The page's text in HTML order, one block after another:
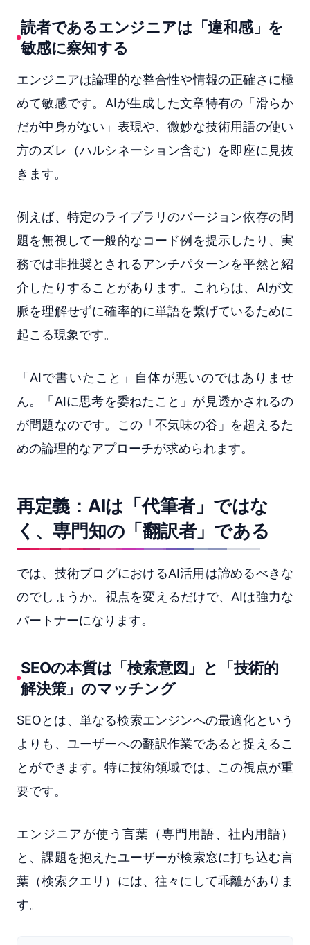
読者であるエンジニアは「違和感」を
敏感に察知する
エンジニアは論理的な整合性や情報の正確さに極
めて敏感です。AIが生成した文章特有の「滑らか
だが中身がない」表現や、微妙な技術用語の使い
方のズレ（ハルシネーション含む）を即座に見抜
きます。
例えば、特定のライブラリのバージョン依存の問
題を無視して一般的なコード例を提示したり、実
務では非推奨とされるアンチパターンを平然と紹
介したりすることがあります。これらは、AIが文
脈を理解せずに確率的に単語を繋げているために
起こる現象です。
「AIで書いたこと」自体が悪いのではありませ
ん。「AIに思考を委ねたこと」が見透かされるの
が問題なのです。この「不気味の谷」を超えるた
めの論理的なアプローチが求められます。
再定義：AIは「代筆者」ではな
く、専門知の「翻訳者」である
では、技術ブログにおけるAI活用は諦めるべきな
のでしょうか。視点を変えるだけで、AIは強力な
パートナーになります。
SEOの本質は「検索意図」と「技術的
解決策」のマッチング
SEOとは、単なる検索エンジンへの最適化という
よりも、ユーザーへの翻訳作業であると捉えるこ
とができます。特に技術領域では、この視点が重
要です。
エンジニアが使う言葉（専門用語、社内用語）
と、課題を抱えたユーザーが検索窓に打ち込む言
葉（検索クエリ）には、往々にして乖離がありま
す。